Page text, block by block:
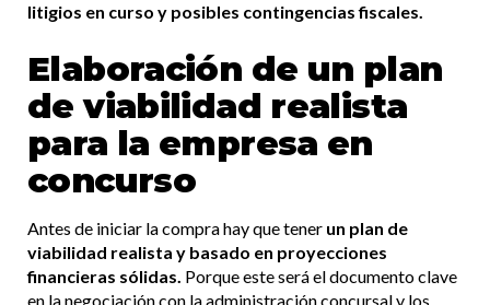
litigios en curso y posibles contingencias fiscales.
Elaboración de un plan
de viabilidad realista
para la empresa en
concurso
Antes de iniciar la compra hay que tener un plan de
viabilidad realista y basado en proyecciones
financieras sólidas. Porque este será el documento clave
en la negociación con la administración concursal y los